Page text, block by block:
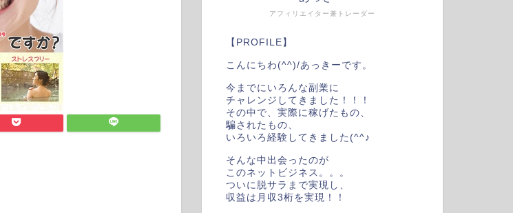
アフィリエイター兼トレーダー
【PROFILE】
こんにちわ(^^)/あっきーです。
今までにいろんな副業に
チャレンジしてきました！！！
その中で、実際に稼げたもの、
騙されたもの、
いろいろ経験してきました(^^♪
そんな中出会ったのが
このネットビジネス。。。
ついに脱サラまで実現し、
収益は月収3桁を実現！！